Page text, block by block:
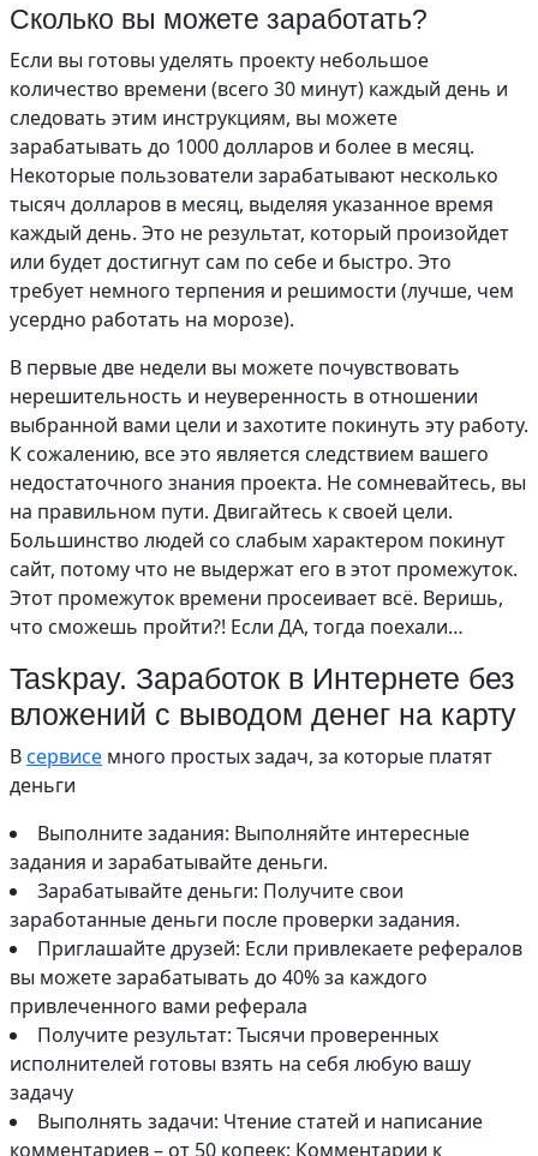
Сколько вы можете заработать?
Если вы готовы уделять проекту небольшое
количество времени (всего 30 минут) каждый день и
следовать этим инструкциям, вы можете
зарабатывать до 1000 долларов и более в месяц.
Некоторые пользователи зарабатывают несколько
тысяч долларов в месяц, выделяя указанное время
каждый день. Это не результат, который произойдет
или будет достигнут сам по себе и быстро. Это
требует немного терпения и решимости (лучше, чем
усердно работать на морозе).
В первые две недели вы можете почувствовать
нерешительность и неуверенность в отношении
выбранной вами цели и захотите покинуть эту работу.
К сожалению, все это является следствием вашего
недостаточного знания проекта. Не сомневайтесь, вы
на правильном пути. Двигайтесь к своей цели.
Большинство людей со слабым характером покинут
сайт, потому что не выдержат его в этот промежуток.
Этот промежуток времени просеивает всё. Веришь,
что сможешь пройти?! Если ДА, тогда поехали…
Taskpay. Заработок в Интернете без
вложений с выводом денег на карту
Всервисе много простых задач, за которые платят
деньги
Выполните задания: Выполняйте интересные
задания и зарабатывайте деньги.
Зарабатывайте деньги: Получите свои
заработанные деньги после проверки задания.
Приглашайте друзей: Если привлекаете рефералов
вы можете зарабатывать до 40% за каждого
привлеченного вами реферала
Получите результат: Тысячи проверенных
исполнителей готовы взять на себя любую вашу
задачу
Выполнять задачи: Чтение статей и написание
комментариев – от 50 копеек; Комментарии к